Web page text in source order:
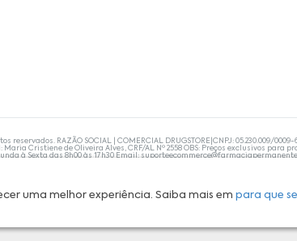
uma melhor experiência. Saiba mais empara que
RAZÃO SOCIAL | COMERCIAL DRUGSTORE|CNPJ: 05.230.009/0009-
Maria Cristiene de Oliveira Alves, CRF/AL Nº 2558 OBS: Preços exclusivos
à Sexta das 8h00 às 17h30 Email:
alguma, substituem as orientações de um profissional da área médica.
adequado. Se os sintomas persistirem, um médico deve ser consultado. A
você possa realizar suas compras com tranquilidade. A privacidade e a
sujeitos à confirmação da disponibilidade de produto em nosso estoque.